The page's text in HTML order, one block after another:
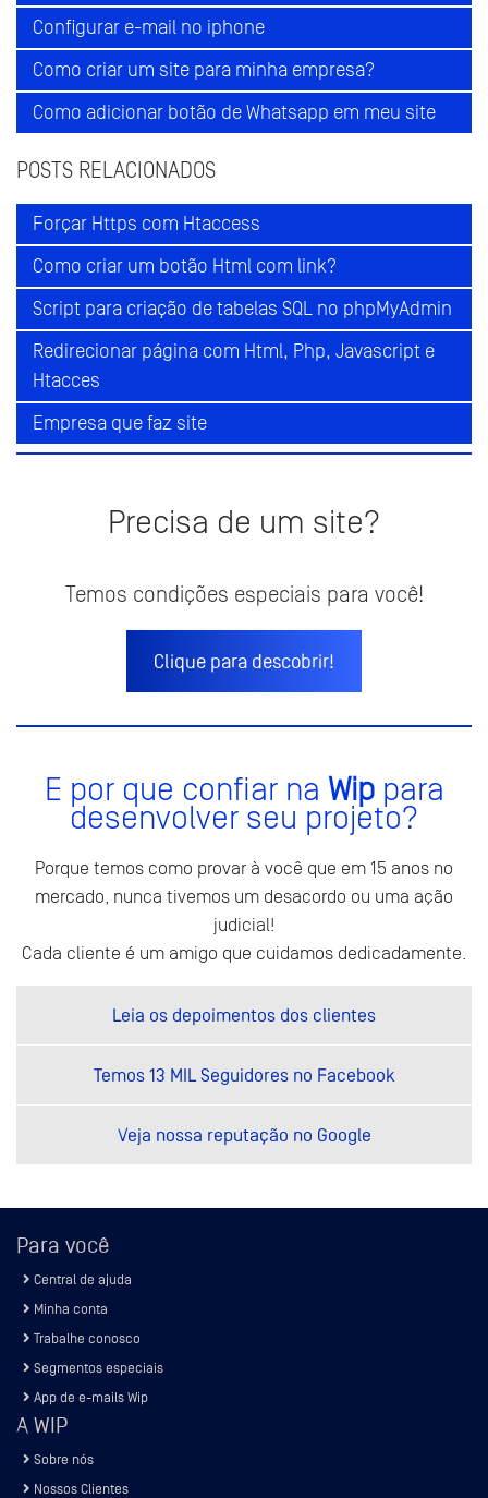
Configurar e-mail no iphone
Como criar um site para minha empresa?
Como adicionar botão de Whatsapp em meu site
POSTS RELACIONADOS
Forçar Https com Htaccess
Como criar um botão Html com link?
Script para criação de tabelas SQL no phpMyAdmin
Redirecionar página com Html, Php, Javascript e
Htacces
Empresa que faz site
Precisa de um site?
Temos condições especiais para você!
Clique para descobrir!
E por que confiar na Wippara
desenvolver seu projeto?
Porque temos como provar à você que em 15 anos no
mercado, nunca tivemos um desacordo ou uma ação
judicial!
Cada cliente é um amigo que cuidamos dedicadamente.
Leia os depoimentos dos clientes
Temos 13 MIL Seguidores no Facebook
Veja nossa reputação no Google
Para você
Central de ajuda
Minha conta
Trabalhe conosco
Segmentos especiais
App de e-mails Wip
A WIP
Sobre nós
Nossos Clientes